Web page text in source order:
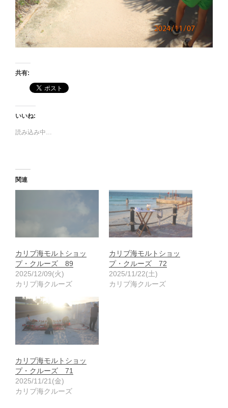
共有:
いいね:
読み込み中…
関連
カリブ海モルトショッ
プ・クルーズ 89
2025/12/09(火)
カリブ海クルーズ
カリブ海モルトショッ
プ・クルーズ 72
2025/11/22(土)
カリブ海クルーズ
カリブ海モルトショッ
プ・クルーズ 71
2025/11/21(金)
カリブ海クルーズ